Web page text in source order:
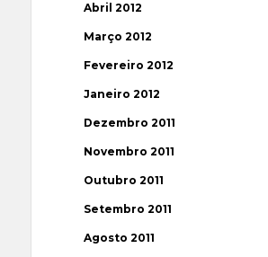
Abril 2012
Março 2012
Fevereiro 2012
Janeiro 2012
Dezembro 2011
Novembro 2011
Outubro 2011
Setembro 2011
Agosto 2011